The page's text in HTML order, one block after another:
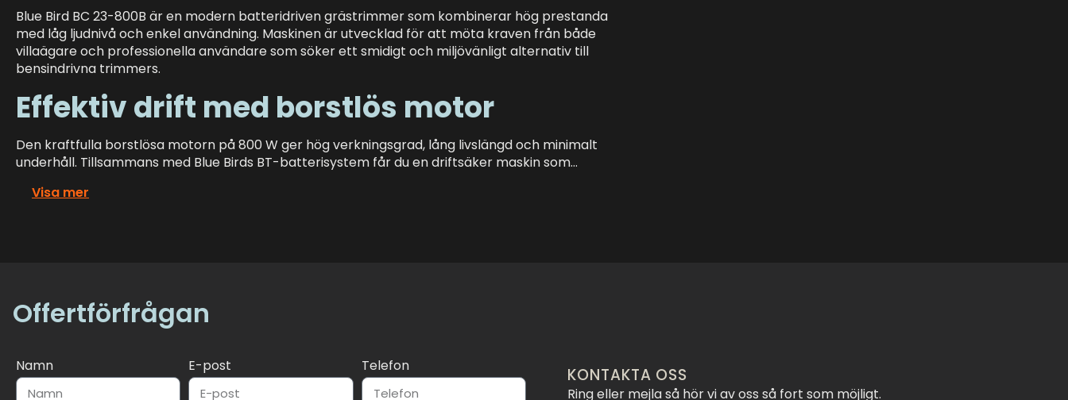
Blue Bird BC 23-800B är en modern batteridriven grästrimmer som kombinerar hög prestanda
med låg ljudnivå och enkel användning. Maskinen är utvecklad för att möta kraven från både
villaägare och professionella användare som söker ett smidigt och miljövänligt alternativ till
bensindrivna trimmers.
Effektiv drift med borstlös motor
Den kraftfulla borstlösa motorn på 800 W ger hög verkningsgrad, lång livslängd och minimalt
underhåll. Tillsammans med Blue Birds BT-batterisystem får du en driftsäker maskin som…
Visa mer
Offertförfrågan
Namn E-post Telefon KONTAKTA OSS
Ring eller mejla så hör vi av oss så fort som möjligt.